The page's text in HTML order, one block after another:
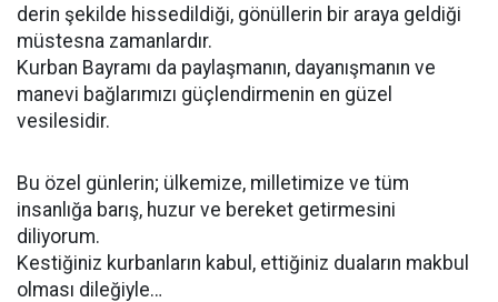
derin şekilde hissedildiği, gönüllerin bir araya geldiği
müstesna zamanlardır.
Kurban Bayramı da paylaşmanın, dayanışmanın ve
manevi bağlarımızı güçlendirmenin en güzel
vesilesidir.
Bu özel günlerin; ülkemize, milletimize ve tüm
insanlığa barış, huzur ve bereket getirmesini
diliyorum.
Kestiğiniz kurbanların kabul, ettiğiniz duaların makbul
olması dileğiyle…